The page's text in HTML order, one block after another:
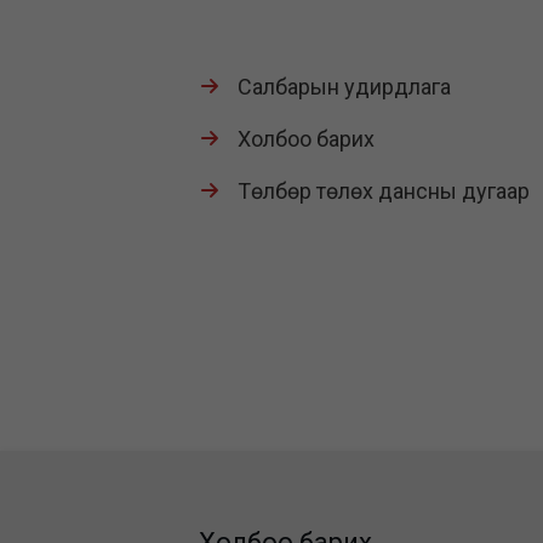
Салбарын удирдлага
Холбоо барих
Төлбөр төлөх дансны дугаар